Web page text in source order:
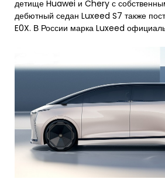
детище Huawei и Chery с
дебютный седан Luxeed S7 также
E0X. В России марка Luxeed